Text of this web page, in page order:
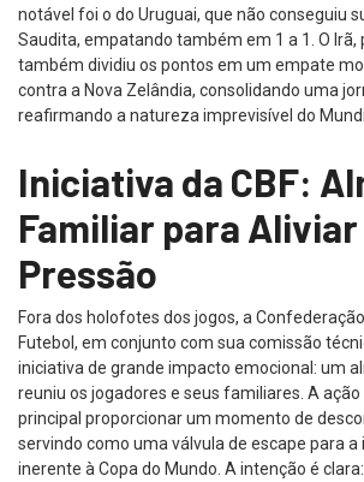
notável foi o do Uruguai, que não conseguiu
Saudita, empatando também em 1 a 1. O Irã,
também dividiu os pontos em um empate
contra a Nova Zelândia, consolidando uma
reafirmando a natureza imprevisível do
Iniciativa da CBF:
Familiar para Aliviar
Pressão
Fora dos holofotes dos jogos, a
Futebol, em conjunto com sua comissão
iniciativa de grande impacto emocional: um
reuniu os jogadores e seus familiares. A
principal proporcionar um momento de
servindo como uma válvula de escape para a
inerente à Copa do Mundo. A intenção é